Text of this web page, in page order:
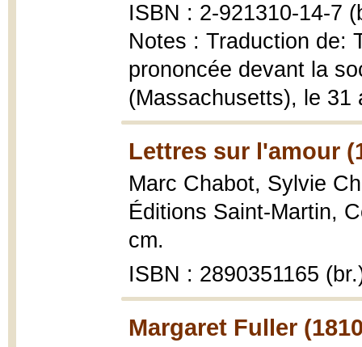
ISBN : 2-921310-14-7
Notes : Traduction de:
prononcée devant la
(Massachusetts), le 31
Lettres sur l'amour
Marc Chabot, Sylvie
Éditions Saint-Martin,
cm.
ISBN : 2890351165
Margaret Fuller